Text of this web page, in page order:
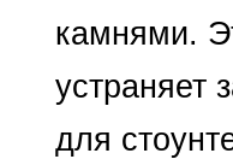
камнями.
устраняет
для